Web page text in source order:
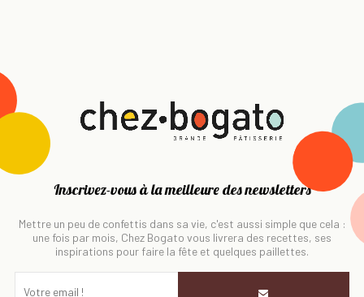
Inscrivez-vous à la meilleure des newsletters
Mettre un peu de confettis dans sa vie, c'est aussi simple que cela :
une fois par mois, Chez Bogato vous livrera des recettes, ses
inspirations pour faire la fête et quelques paillettes.